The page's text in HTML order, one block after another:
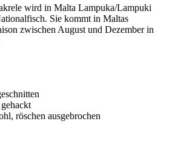
wird in Malta Lampuka/Lampuki
Sie kommt in Maltas
zwischen August und Dezember in
röschen ausgebrochen